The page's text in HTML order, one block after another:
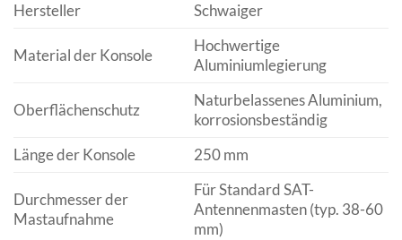
Hersteller
Schwaiger
Material der Konsole
Hochwertige
Aluminiumlegierung
Oberflächenschutz
Naturbelassenes Aluminium,
korrosionsbeständig
Länge der Konsole
250 mm
Durchmesser der
Mastaufnahme
Für Standard SAT-
Antennenmasten (typ. 38-60
mm)